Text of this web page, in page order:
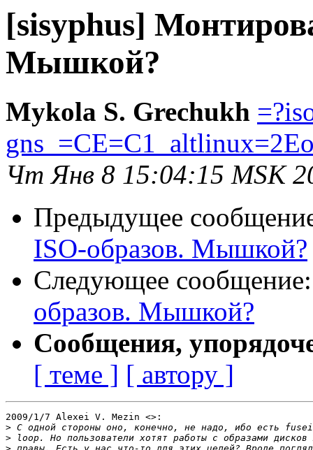
[sisyphus]
Мышкой?
Mykola S. Grechukh
Чт Янв 8 15:04:15 MSK
Предыдущее
ISO-образов. Мышкой?
Следующее
образов. Мышкой?
Сообщения,
[ теме ] [ автору ]
2009/1/7 Alexei V. Mezin <>:
>
>